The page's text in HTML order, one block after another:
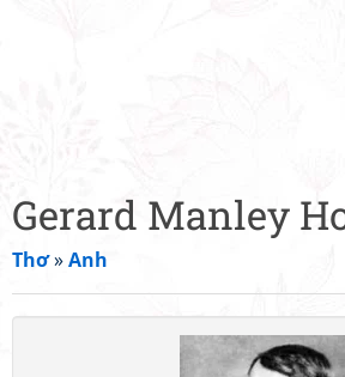
Gerard Manley
Thơ»Anh